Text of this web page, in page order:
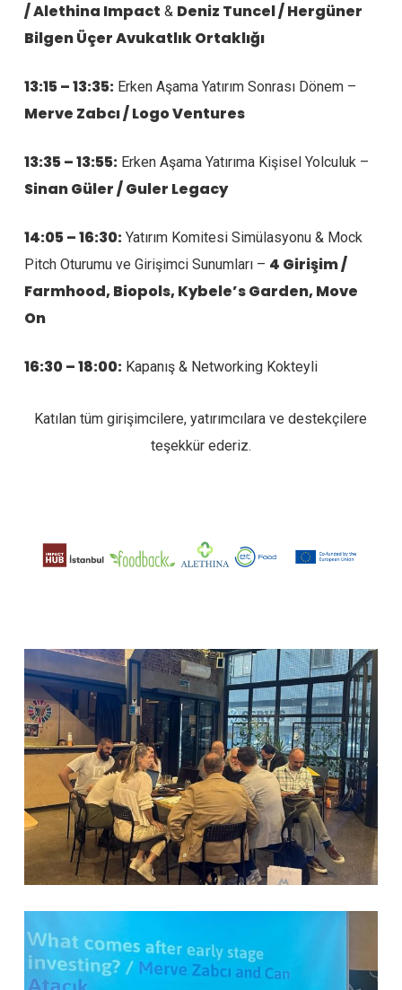
/ Alethina Impact & Deniz Tuncel / Hergüner
Bilgen Üçer Avukatlık Ortaklığı
13:15 – 13:35: Erken Aşama Yatırım Sonrası Dönem –
Merve Zabcı / Logo Ventures
13:35 – 13:55: Erken Aşama Yatırıma Kişisel Yolculuk –
Sinan Güler / Guler Legacy
14:05 – 16:30: Yatırım Komitesi Simülasyonu & Mock
Pitch Oturumu ve Girişimci Sunumları – 4 Girişim /
Farmhood, Biopols, Kybele’s Garden, Move
On
16:30 – 18:00: Kapanış & Networking Kokteyli
Katılan tüm girişimcilere, yatırımcılara ve destekçilere
teşekkür ederiz.